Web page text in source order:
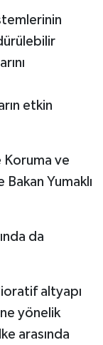
etkin
ve
Bakan Yumaklı
da
altyapı
yönelik
arasında